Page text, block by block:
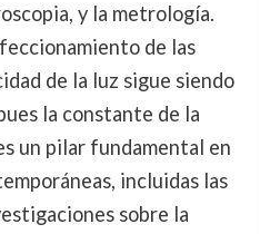
y la metrología.
de las
de la luz sigue siendo
la constante de la
un pilar fundamental en
incluidas las
sobre la